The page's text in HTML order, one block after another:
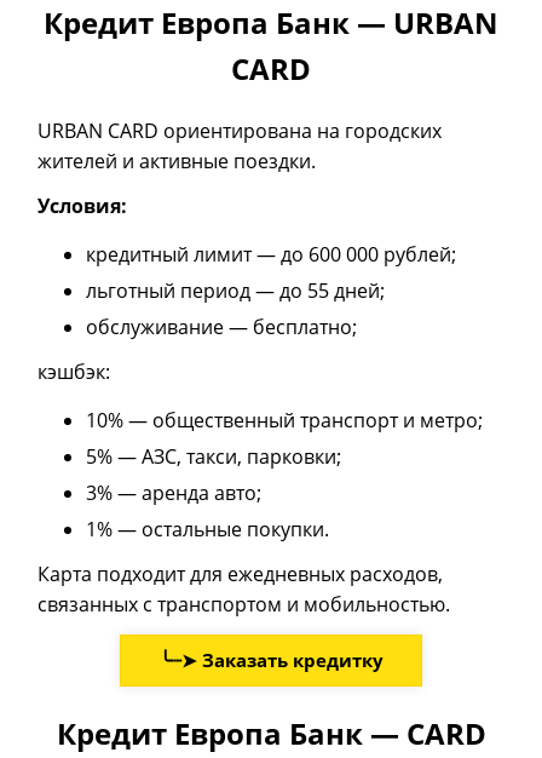
Кредит Европа Банк — URBAN
CARD
URBAN CARD ориентирована на городских
жителей и активные поездки.
Условия:
кредитный лимит — до 600 000 рублей;
льготный период — до 55 дней;
обслуживание — бесплатно;
кэшбэк:
10% — общественный транспорт и метро;
5% — АЗС, такси, парковки;
3% — аренда авто;
1% — остальные покупки.
Карта подходит для ежедневных расходов,
связанных с транспортом и мобильностью.
╰┈➤ Заказать кредитку
Кредит Европа Банк — CARD